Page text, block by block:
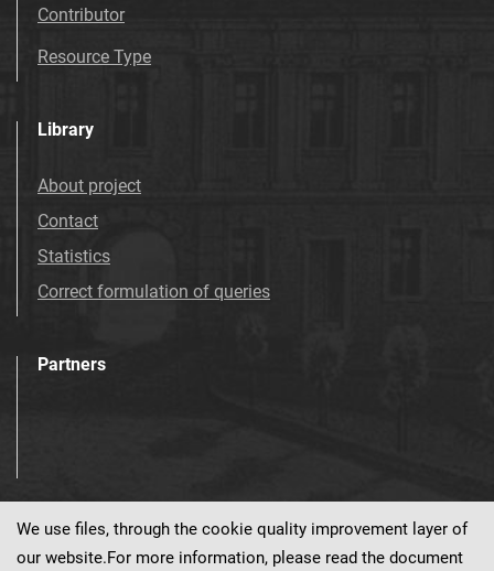
Contributor
Resource Type
Library
About project
Contact
Statistics
Correct formulation of queries
Partners
Visit us!
We use files, through the cookie quality improvement layer of
our website.For more information, please read the document